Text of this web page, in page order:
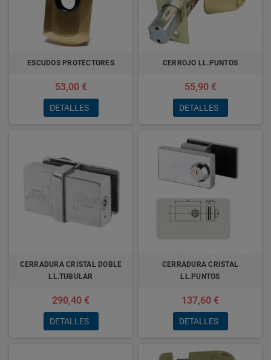
ESCUDOS PROTECTORES
53,00 €
DETALLES
CERROJO LL.PUNTOS
55,90 €
DETALLES
CERRADURA CRISTAL DOBLE
LL.TUBULAR
290,40 €
DETALLES
CERRADURA CRISTAL
LL.PUNTOS
137,60 €
DETALLES